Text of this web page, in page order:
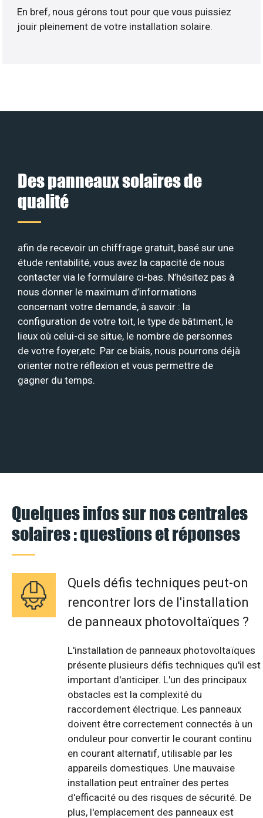
En bref, nous gérons tout pour que vous puissiez
jouir pleinement de votre installation solaire.
Des panneaux solaires de
qualité
afin de recevoir un chiffrage gratuit, basé sur une
étude rentabilité, vous avez la capacité de nous
contacter via le formulaire ci-bas. N’hésitez pas à
nous donner le maximum d’informations
concernant votre demande, à savoir : la
configuration de votre toit, le type de bâtiment, le
lieux où celui-ci se situe, le nombre de personnes
de votre foyer,etc. Par ce biais, nous pourrons déjà
orienter notre réflexion et vous permettre de
gagner du temps.
Quelques infos sur nos centrales
solaires : questions et réponses
Quels défis techniques peut-on
rencontrer lors de l'installation
de panneaux photovoltaïques ?
L'installation de panneaux photovoltaïques
présente plusieurs défis techniques qu'il est
important d'anticiper. L'un des principaux
obstacles est la complexité du
raccordement électrique. Les panneaux
doivent être correctement connectés à un
onduleur pour convertir le courant continu
en courant alternatif, utilisable par les
appareils domestiques. Une mauvaise
installation peut entraîner des pertes
d'efficacité ou des risques de sécurité. De
plus, l'emplacement des panneaux est